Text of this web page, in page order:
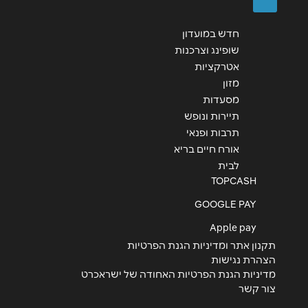
חדש במועדון
שופינג וצרכנות
אטרקציות
מזון
מסעדות
תיירות ונופש
תרבות ופנאי
אורח חיים בריא
לבית
TOPCASH
GOOGLE PAY
Apple pay
תקנון אתר ומדיניות הגנת הפרטיות
הצהרת נגישות
מדיניות הגנת הפרטיות האחודה של ישראכרט
צור קשר